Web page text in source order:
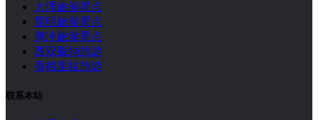
大理旅游景点
昆明旅游景点
腾冲旅游景点
西双版纳旅游
香格里拉旅游
联系本站